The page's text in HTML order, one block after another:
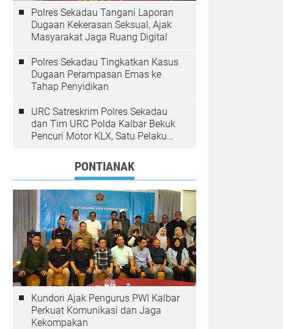
Polres Sekadau Tangani Laporan
Dugaan Kekerasan Seksual, Ajak
Masyarakat Jaga Ruang Digital
Polres Sekadau Tingkatkan Kasus
Dugaan Perampasan Emas ke
Tahap Penyidikan
URC Satreskrim Polres Sekadau
dan Tim URC Polda Kalbar Bekuk
Pencuri Motor KLX, Satu Pelaku
PONTIANAK
Kundori Ajak Pengurus PWI Kalbar
Perkuat Komunikasi dan Jaga
Kekompakan